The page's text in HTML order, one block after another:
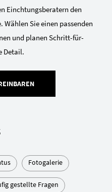
Einchtungsberatern den
Wählen Sie einen passenden
und planen Schritt-für-
Detail.
Fotogalerie
gestellte Fragen